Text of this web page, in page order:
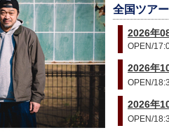
全国ツア
2026年
OPEN/
2026年
OPEN/
2026年
OPEN/